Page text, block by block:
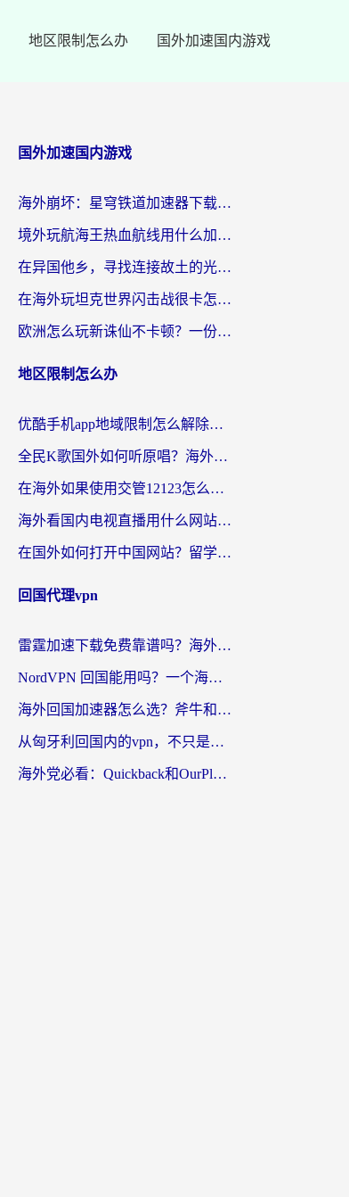
地区限制怎么办 国外加速国内游戏
国外加速国内游戏
海外崩坏：星穹铁道加速器下载安装：一份给游子的终极网络指南
境外玩航海王热血航线用什么加速器？2026海外玩家实测最优方案（附欧洲问道堡垒前线加速技巧）
在异国他乡，寻找连接故土的光明大陆免费加速器
在海外玩坦克世界闪击战很卡怎么办？老玩家亲测有效的加速器选择指南
欧洲怎么玩新诛仙不卡顿？一份给海外游子的国服游戏畅玩指南
地区限制怎么办
优酷手机app地域限制怎么解除？海外党亲测有效的追剧方案
全民K歌国外如何听原唱？海外党亲测有效的回国加速器选择指南
在海外如果使用交管12123怎么处理？留学生亲测有效的回国加速方案
海外看国内电视直播用什么网站比较好？一篇解决你所有追剧难题的实用指南
在国外如何打开中国网站？留学生与海外华人的无缝访问指南
回国代理vpn
雷霆加速下载免费靠谱吗？海外党选回国加速器的避坑指南（附热门工具对比）
NordVPN 回国能用吗？一个海外用户必须面对的真实困境
海外回国加速器怎么选？斧牛和海龟哪个好？一篇帮你避开坑的实用指南
从匈牙利回国内的vpn，不只是为了刷剧那么简单
海外党必看：Quickback和OurPlay好用吗？3分钟选对回国加速器，无缝刷剧玩游戏